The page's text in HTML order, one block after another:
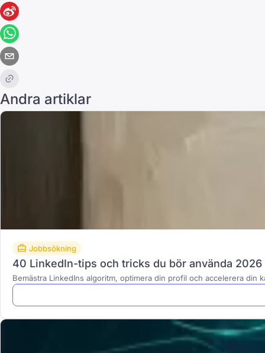
Andra artiklar
Jobbsökning
40 LinkedIn-tips och tricks du bör använda 2026
Bemästra LinkedIns algoritm, optimera din profil och accelerera din